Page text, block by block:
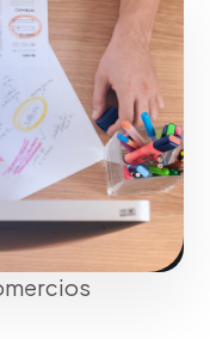
(Foot
ofertas
o
en